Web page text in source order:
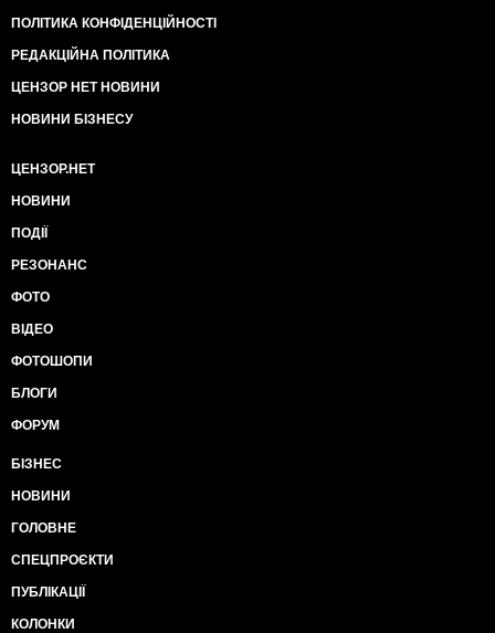
ПОЛІТИКА КОНФІДЕНЦІЙНОСТІ
РЕДАКЦІЙНА ПОЛІТИКА
ЦЕНЗОР НЕТ НОВИНИ
НОВИНИ БІЗНЕСУ
ЦЕНЗОР.НЕТ
НОВИНИ
ПОДІЇ
РЕЗОНАНС
ФОТО
ВІДЕО
ФОТОШОПИ
БЛОГИ
ФОРУМ
БІЗНЕС
НОВИНИ
ГОЛОВНЕ
СПЕЦПРОЄКТИ
ПУБЛІКАЦІЇ
КОЛОНКИ